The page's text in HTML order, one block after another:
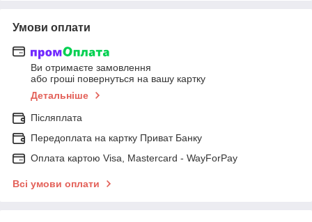
Умови оплати
Ви отримаєте замовлення
або гроші повернуться на вашу картку
Детальніше
Післяплата
Передоплата на картку Приват Банку
Оплата картою Visa, Mastercard - WayForPay
Всі умови оплати